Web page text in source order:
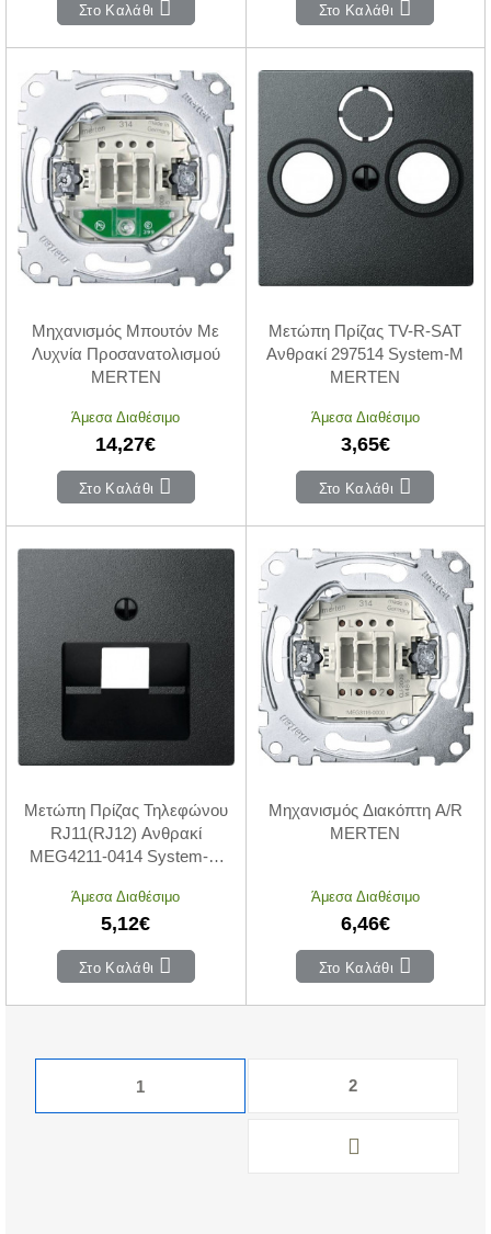
Στο Καλάθι Στο Καλάθι
Μηχανισμός Μπουτόν Με
Λυχνία Προσανατολισμού
MERTEN
Άμεσα Διαθέσιμο
14,27€
Στο Καλάθι
Μετώπη Πρίζας TV-R-SAT
Ανθρακί 297514 System-M
MERTEN
Άμεσα Διαθέσιμο
3,65€
Στο Καλάθι
Μετώπη Πρίζας Τηλεφώνου
RJ11(RJ12) Ανθρακί
MEG4211-0414 System-M
Άμεσα Διαθέσιμο
5,12€
Στο Καλάθι
Μηχανισμός Διακόπτη A/R
MERTEN
Άμεσα Διαθέσιμο
6,46€
Στο Καλάθι
1 2